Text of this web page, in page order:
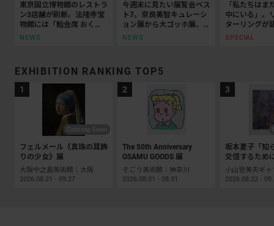
東京国立博物館のレストラ
ン3店舗が刷新。法隆寺宝
物館には「鮨会席 おく
乃」がオープン
NEWS
今週末に見たい展覧会ベス
ト7。奈良美智キュレーシ
ョン展から大ゴッホ展、ボ
ッティチェリまで
NEWS
「私たちはま
中にいる」。
ターリングが
抵抗の50年
SPECIAL
EXHIBITION RANKING TOP5
フェルメール《真珠の耳飾
りの少女》展
大阪中之島美術館｜大阪
2026.08.21 - 09.27
The 50th Anniversary
OSAMU GOODS 展
そごう美術館｜神奈川
2026.08.01 - 08.31
坂本夏子「知
交信するため
2026.08.22 -